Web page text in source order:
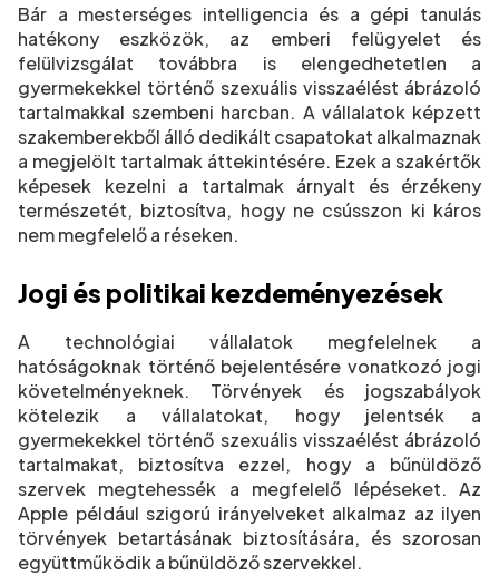
Bár a mesterséges intelligencia és a gépi tanulás
hatékony eszközök, az emberi felügyelet és
felülvizsgálat továbbra is elengedhetetlen a
gyermekekkel történő szexuális visszaélést ábrázoló
tartalmakkal szembeni harcban. A vállalatok képzett
szakemberekből álló dedikált csapatokat alkalmaznak
a megjelölt tartalmak áttekintésére. Ezek a szakértők
képesek kezelni a tartalmak árnyalt és érzékeny
természetét, biztosítva, hogy ne csússzon ki káros
nem megfelelő a réseken.
Jogi és politikai kezdeményezések
A technológiai vállalatok megfelelnek a
hatóságoknak történő bejelentésére vonatkozó jogi
követelményeknek. Törvények és jogszabályok
kötelezik a vállalatokat, hogy jelentsék a
gyermekekkel történő szexuális visszaélést ábrázoló
tartalmakat, biztosítva ezzel, hogy a bűnüldöző
szervek megtehessék a megfelelő lépéseket. Az
Apple például szigorú irányelveket alkalmaz az ilyen
törvények betartásának biztosítására, és szorosan
együttműködik a bűnüldöző szervekkel.